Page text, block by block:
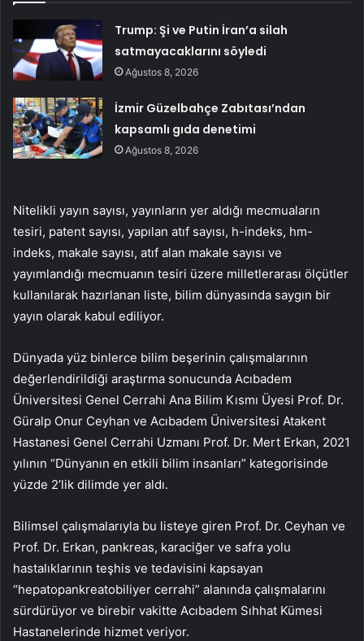
Trump: Şi ve Putin İran’a silah
satmayacaklarını söyledi
Ağustos 8, 2026
İzmir Güzelbahçe Zabıtası’ndan
kapsamlı gıda denetimi
Ağustos 8, 2026
Nitelikli yayın sayısı, yayınların yer aldığı mecmuaların
tesiri, patent sayısı, yapılan atıf sayısı, h-indeks, hm-
indeks, makale sayısı, atıf alan makale sayısı ve
yayımlandığı mecmuanın tesiri üzere milletlerarası ölçütler
kullanılarak hazırlanan liste, bilim dünyasında saygın bir
yayın olarak kabul ediliyor.
Dünyada yüz binlerce bilim beşerinin çalışmalarının
değerlendirildiği araştırma sonucunda Acıbadem
Üniversitesi Genel Cerrahi Ana Bilim Kısmı Üyesi Prof. Dr.
Güralp Onur Ceyhan ve Acıbadem Üniversitesi Atakent
Hastanesi Genel Cerrahi Uzmanı Prof. Dr. Mert Erkan, 2021
yılının “Dünyanın en etkili bilim insanları” kategorisinde
yüzde 2’lik dilimde yer aldı.
Bilimsel çalışmalarıyla bu listeye giren Prof. Dr. Ceyhan ve
Prof. Dr. Erkan, pankreas, karaciğer ve safra yolu
hastalıklarının teşhis ve tedavisini kapsayan
“hepatopankreatobiliyer cerrahi” alanında çalışmalarını
sürdürüyor ve birebir vakitte Acıbadem Sıhhat Kümesi
Hastanelerinde hizmet veriyor.